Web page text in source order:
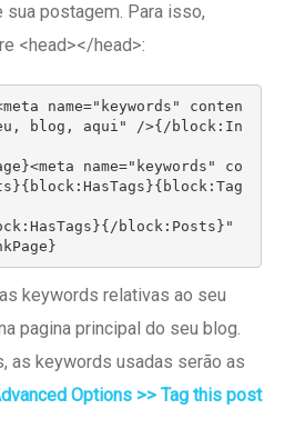
postagem. Para isso,
<head></head>:
name="keywords" conten
blog, aqui" />{/block:In
name="keywords" co
block:Posts}"
keywords relativas ao seu
pagina principal do seu blog.
as keywords usadas serão as
Options >> Tag this post